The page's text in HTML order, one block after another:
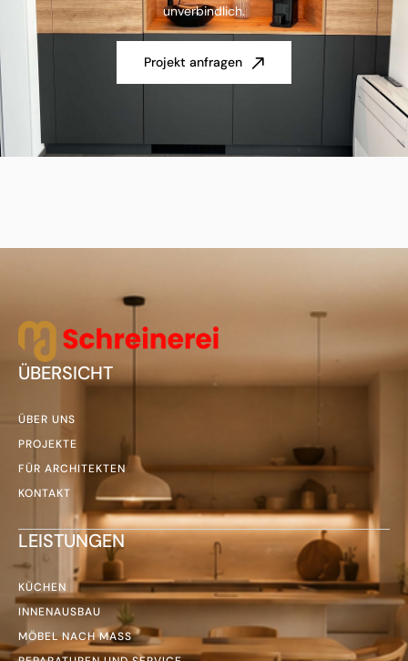
unverbindlich.
Projekt anfragen
ÜBERSICHT
ÜBER UNS
PROJEKTE
FÜR ARCHITEKTEN
KONTAKT
LEISTUNGEN
KÜCHEN
INNENAUSBAU
MÖBEL NACH MASS